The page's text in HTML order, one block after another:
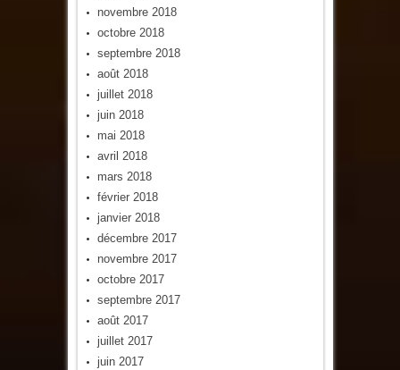
novembre 2018
octobre 2018
septembre 2018
août 2018
juillet 2018
juin 2018
mai 2018
avril 2018
mars 2018
février 2018
janvier 2018
décembre 2017
novembre 2017
octobre 2017
septembre 2017
août 2017
juillet 2017
juin 2017